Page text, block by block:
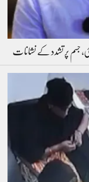
جسم پر تشدد کے نشانات